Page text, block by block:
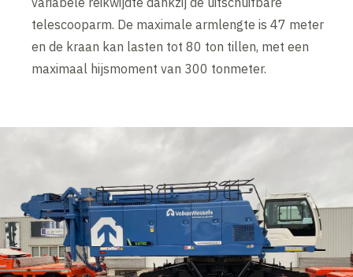
telescooparm. De maximale armlengte is 47 meter
en de kraan kan lasten tot 80 ton tillen, met een
maximaal hijsmoment van 300 tonmeter.